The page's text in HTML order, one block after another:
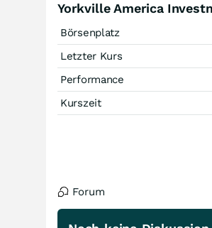
Yorkville America
Börsenplatz
Letzter Kurs
Performance
Kurszeit
Forum